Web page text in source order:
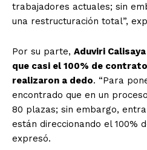
trabajadores actuales; sin
una restructuración total”,
Por su parte, Aduviri
que casi el 100% de
realizaron a dedo. “Para
encontrado que en un
80 plazas; sin embargo,
están direccionando el 100%
expresó.